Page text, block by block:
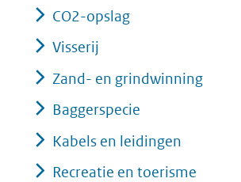
CO2-opslag
Visserij
Zand- en grindwinning
Baggerspecie
Kabels en leidingen
Recreatie en toerisme